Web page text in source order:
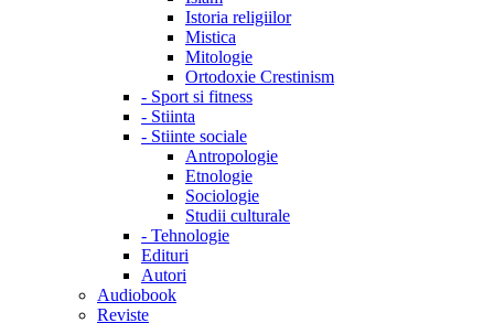
Istoria religiilor
Mistica
Mitologie
Ortodoxie Crestinism
- Sport si fitness
- Stiinta
- Stiinte sociale
Antropologie
Etnologie
Sociologie
Studii culturale
- Tehnologie
Edituri
Autori
Audiobook
Reviste